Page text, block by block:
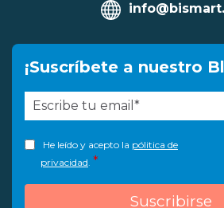
¡Suscríbete a nuestro
He leído y acepto la pólitica de
privacidad *